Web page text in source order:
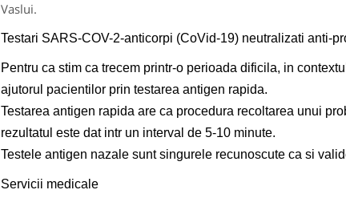
Vaslui.
Testari SARS-COV-2-anticorpi (CoVid-19) neutralizati anti-
Pentru ca stim ca trecem printr-o perioada dificila, in
ajutorul pacientilor prin testarea antigen rapida.
Testarea antigen rapida are ca procedura recoltarea unui
rezultatul este dat intr un interval de 5-10 minute.
Testele antigen nazale sunt singurele recunoscute ca si
Servicii medicale